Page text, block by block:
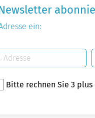
ein:
Bitte rechnen Sie 3 plus